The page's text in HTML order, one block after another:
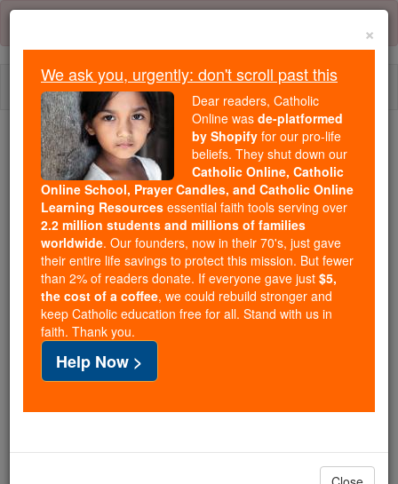
Skip
content
We ask you, urgently: don't scroll past this
Dear readers, Catholic Online
wasde-platformed by Shopify
for our pro-life beliefs. They
shut down ourCatholic
Online, Catholic Online School, Prayer Candles, and
Catholic Online Learning Resourcesessential faith
tools serving over2.2 million students and millions of
families worldwide. Our founders, now in their 70's,
just gave their entire life savings to protect this mission.
But fewer than 2% of readers donate. If everyone gave
just$5, the cost of a coffee, we could rebuild stronger
in faith. Thank you.DONATE TODAY >
×
We ask you, urgently: don't scroll past this
Dear readers, Catholic
Online was de-platformed
by Shopify for our pro-life
beliefs. They shut down our
Catholic Online, Catholic
Online School, Prayer Candles, and Catholic Online
Learning Resources essential faith tools serving over
2.2 million students and millions of families
worldwide. Our founders, now in their 70's, just gave
their entire life savings to protect this mission. But fewer
than 2% of readers donate. If everyone gave just $5,
the cost of a coffee, we could rebuild stronger and
keep Catholic education free for all. Stand with us in
faith. Thank you.
Help Now >